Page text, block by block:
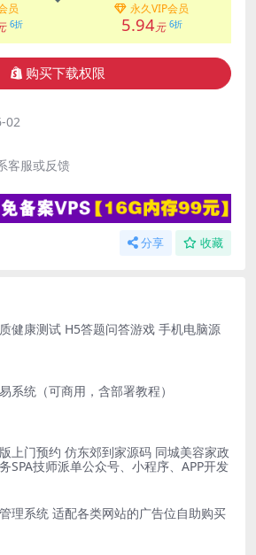
员
6折
永久VIP会员
5.94元 6折
购买下载权限
02
客服或反馈
分享 收藏
健康测试 H5答题问答游戏 手机电脑源
系统（可商用，含部署教程）
上门预约 仿东郊到家源码 同城美容家政
SPA技师派单公众号、小程序、APP开发
理系统 适配各类网站的广告位自助购买